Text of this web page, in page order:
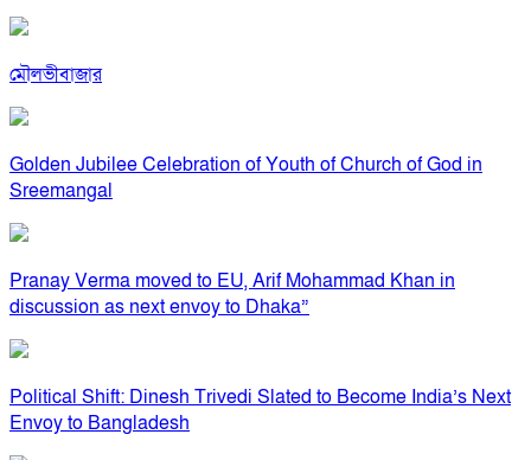
মৌলভীবাজার
Golden Jubilee Celebration of Youth of Church of God in
Sreemangal
Pranay Verma moved to EU, Arif Mohammad Khan in
discussion as next envoy to Dhaka”
Political Shift: Dinesh Trivedi Slated to Become India’s Next
Envoy to Bangladesh